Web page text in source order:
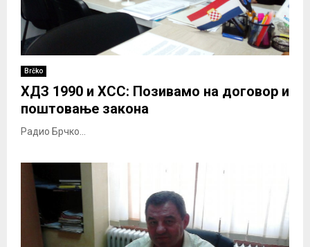
Brčko
ХДЗ 1990 и ХСС: Позивамо на договор и
поштовање закона
Радио Брчко...